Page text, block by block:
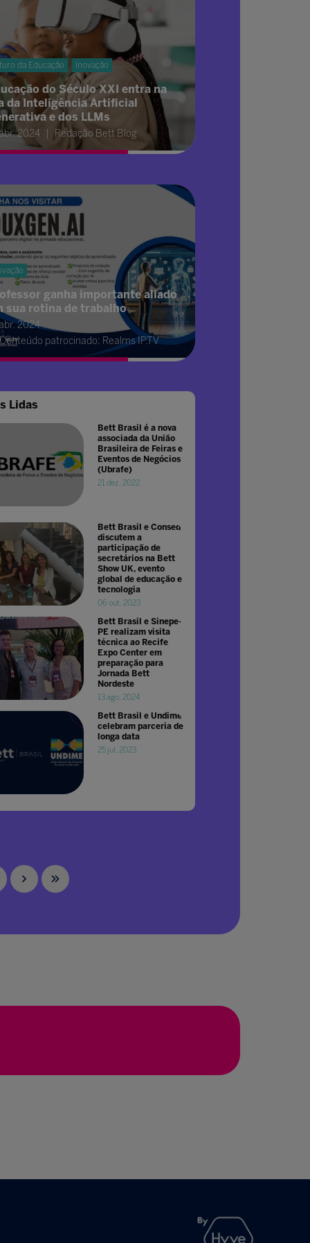
da Educação Inovação
do Século XXI entra na
da Inteligência Artificial
e dos LLMs
2024 Redação Bett Blog
ganha importante aliado
sua rotina de trabalho
2024
patrocinado: Realms IP.TV
Lidas
Bett Brasil é a nova
associada da União
Brasileira de Feiras e
Eventos de Negócios
(Ubrafe)
21 dez. 2022
Bett Brasil e Consed
discutem a
participação de
secretários na Bett
Show UK, evento
global de educação e
tecnologia
06 out. 2023
Bett Brasil e Sinepe-
PE realizam visita
técnica ao Recife
Expo Center em
preparação para
Jornada Bett
Nordeste
13 ago. 2024
Bett Brasil e Undime
celebram parceria de
longa data
25 jul. 2023